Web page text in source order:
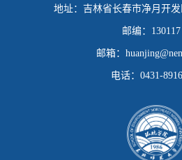
地址： 吉林省长春市净月开
邮编：
邮箱：
电话： 0431-